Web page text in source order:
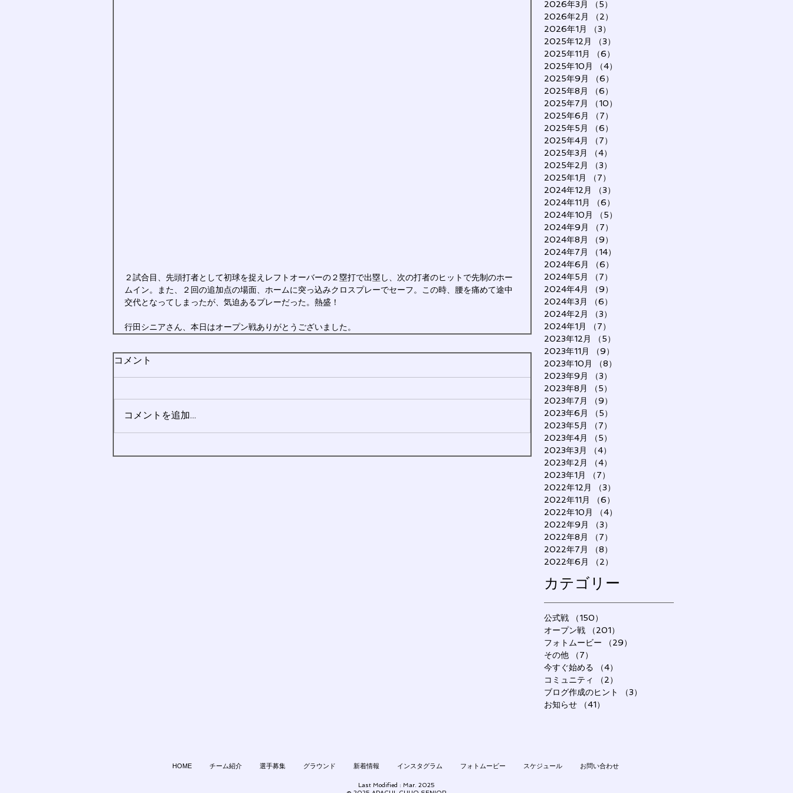
２試合目、先頭打者として初球を捉えレフトオーバーの２塁打で出塁し、次の打者のヒットで先制のホー
ムイン。また、２回の追加点の場面、ホームに突っ込みクロスプレーでセーフ。この時、腰を痛めて途中
交代となってしまったが、気迫あるプレーだった。熱盛！
行田シニアさん、本日はオープン戦ありがとうございました。
コメント
コメントを追加…
2026年3月
（5）
2026年2月
（2）
2026年1月
（3）
2025年12月
（3）
2025年11月
（6）
2025年10月
（4）
2025年9月
（6）
2025年8月
（6）
2025年7月
（10）
2025年6月
（7）
2025年5月
（6）
2025年4月
（7）
2025年3月
（4）
2025年2月
（3）
2025年1月
（7）
2024年12月
（3）
2024年11月
（6）
2024年10月
（5）
2024年9月
（7）
2024年8月
（9）
2024年7月
（14）
2024年6月
（6）
2024年5月
（7）
2024年4月
（9）
2024年3月
（6）
2024年2月
（3）
2024年1月
（7）
2023年12月
（5）
2023年11月
（9）
2023年10月
（8）
2023年9月
（3）
2023年8月
（5）
2023年7月
（9）
2023年6月
（5）
2023年5月
（7）
2023年4月
（5）
2023年3月
（4）
2023年2月
（4）
2023年1月
（7）
2022年12月
（3）
2022年11月
（6）
2022年10月
（4）
2022年9月
（3）
2022年8月
（7）
2022年7月
（8）
2022年6月
（2）
カテゴリー
公式戦 （150）
オープン戦
（201）
フォトムービー
（29）
その他
（7）
今すぐ始める
（4）
コミュニティ
（2）
ブログ作成のヒント
（3）
お知らせ
（41）
HOME チーム紹介 選手募集 グラウンド 新着情報 インスタグラム フォトムービー スケジュール お問い合わせ
Last Modified : Mar. 2025